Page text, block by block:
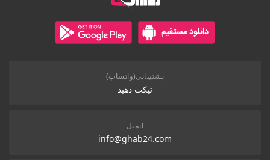
پشتیبانی(واتساپ)
تیکت دهید
ایمیل
info@ghab24.com